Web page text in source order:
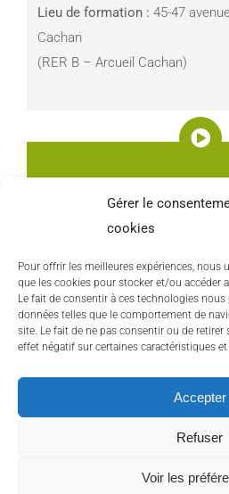
Gérer le
cookies
Pour offrir les meilleures expériences, nous
que les cookies pour stocker et/ou accéder
Le fait de consentir à ces technologies
données telles que le comportement de
site. Le fait de ne pas consentir ou de
effet négatif sur certaines caractéristiques
Accepter
Refuser
Voir les
Lieu de formation : 45-47
Cachan
(RER B – Arcueil Cachan)
Manager d’Etablissement
Niveau 5 (BTS) – Certifié par
Enregistré le 04/
Copyright 2016 E2M Formation
acteris|